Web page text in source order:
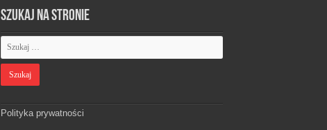
Szukaj na stronie
Polityka prywatności